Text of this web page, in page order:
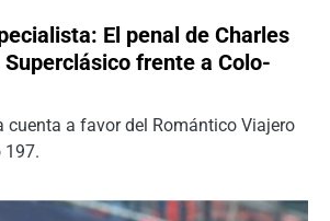
El penal de Charles
frente a Colo-
cuenta a favor del Romántico Viajero
197.